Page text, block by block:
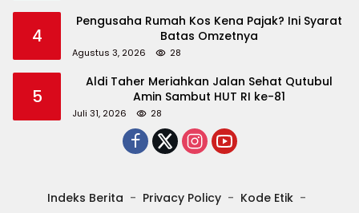
4
Pengusaha Rumah Kos Kena Pajak? Ini Syarat
Batas Omzetnya
Agustus 3, 2026 28
5
Aldi Taher Meriahkan Jalan Sehat Qutubul
Amin Sambut HUT RI ke-81
Juli 31, 2026 28
Indeks Berita Privacy Policy
Kode Etik